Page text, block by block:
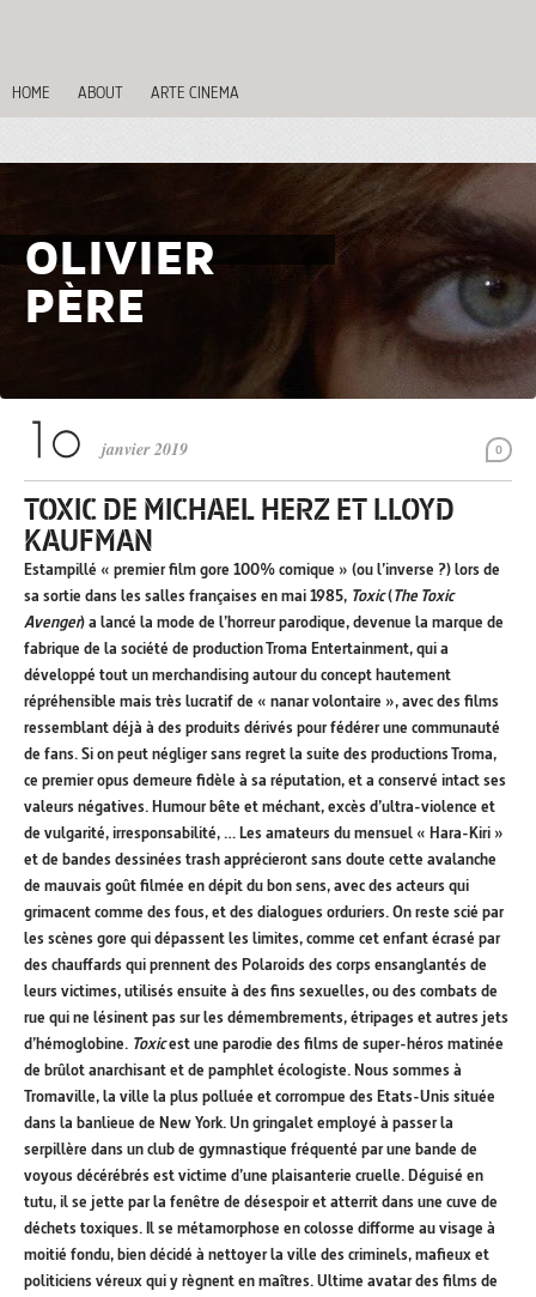
HOME ABOUT ARTE CINEMA
OLIVIER
PÈRE
0
janvier 2019
TOXIC DE MICHAEL HERZ ET LLOYD
KAUFMAN
Estampillé « premier film gore 100% comique » (ou l’inverse ?) lors de
sa sortie dans les salles françaises en mai 1985, Toxic(The Toxic
Avenger) a lancé la mode de l’horreur parodique, devenue la marque de
fabrique de la société de production Troma Entertainment, qui a
développé tout un merchandising autour du concept hautement
répréhensible mais très lucratif de « nanar volontaire », avec des films
ressemblant déjà à des produits dérivés pour fédérer une communauté
de fans. Si on peut négliger sans regret la suite des productions Troma,
ce premier opus demeure fidèle à sa réputation, et a conservé intact ses
valeurs négatives. Humour bête et méchant, excès d’ultra-violence et
de vulgarité, irresponsabilité, … Les amateurs du mensuel « Hara-Kiri »
et de bandes dessinées trash apprécieront sans doute cette avalanche
de mauvais goût filmée en dépit du bon sens, avec des acteurs qui
grimacent comme des fous, et des dialogues orduriers. On reste scié par
les scènes gore qui dépassent les limites, comme cet enfant écrasé par
des chauffards qui prennent des Polaroids des corps ensanglantés de
leurs victimes, utilisés ensuite à des fins sexuelles, ou des combats de
rue qui ne lésinent pas sur les démembrements, étripages et autres jets
d’hémoglobine. Toxicest une parodie des films de super-héros matinée
de brûlot anarchisant et de pamphlet écologiste. Nous sommes à
Tromaville, la ville la plus polluée et corrompue des Etats-Unis située
dans la banlieue de New York. Un gringalet employé à passer la
serpillère dans un club de gymnastique fréquenté par une bande de
voyous décérébrés est victime d’une plaisanterie cruelle. Déguisé en
tutu, il se jette par la fenêtre de désespoir et atterrit dans une cuve de
déchets toxiques. Il se métamorphose en colosse difforme au visage à
moitié fondu, bien décidé à nettoyer la ville des criminels, mafieux et
politiciens véreux qui y règnent en maîtres. Ultime avatar des films de